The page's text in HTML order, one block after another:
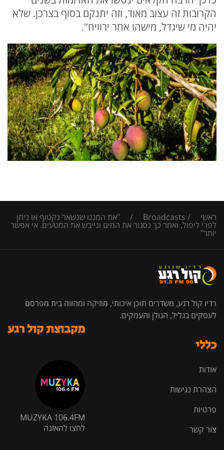
הקרובות זה עצוב מאוד, וזה יתנקם בסוף בצרכן. שלא
יהיה מי שיגדל, מישהו אחר ירוויח".
ראשי /
Broadcasts
/ "את המנגו שנשאר נקטוף או ניתן
לפרי ליפול, ואחר כך נסגור את המים ונייבש את המטעים. אי אפשר
יותר"
רדיו קול רגע, משדרים תוכן איכותי, מוזיקה ומהווה בית מפרסם
לעסקים בגליל, הגולן והעמקים.
כללי
אודות
הצהרת נגישות
פרטיות
צור קשר
מקבוצת קול רגע
MUZYKA 106.4FM
לחצו להאזנה